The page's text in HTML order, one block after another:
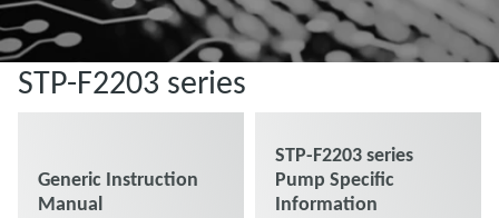
STP-F2203 series
Generic Instruction
Manual
STP-F2203 series
Pump Specific
Information